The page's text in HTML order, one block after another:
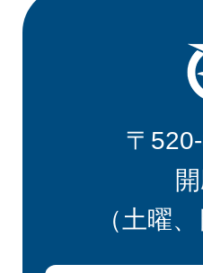
〒
（土曜